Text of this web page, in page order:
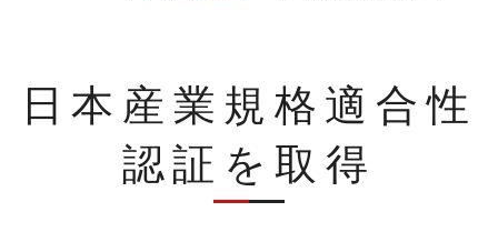
日本産業規格適合性
認証を取得